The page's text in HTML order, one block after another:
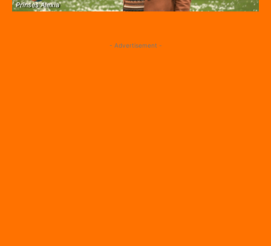
Prinses Alexia
- Advertisement -